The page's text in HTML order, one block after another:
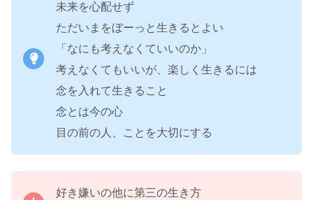
未来を心配せず
ただいまをぼーっと生きるとよい
「なにも考えなくていいのか」
考えなくてもいいが、楽しく生きるには
念を入れて生きること
念とは今の心
目の前の人、ことを大切にする
好き嫌いの他に第三の生き方